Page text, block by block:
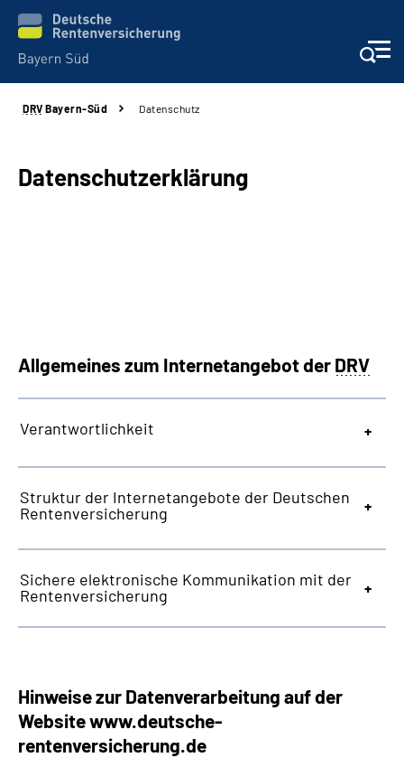
Beratung und Kontakt
Karriere
Inhalte in Gebärdensprache (DGS)
Suche
Mein Kundenportal
DRV Bayern-Süd Datenschutz
Datenschutzerklärung
Allgemeines zum Internetangebot der DRV
Verantwortlichkeit
Struktur der Internetangebote der Deutschen
Rentenversicherung
Sichere elektronische Kommunikation mit der
Rentenversicherung
Hinweise zur Datenverarbeitung auf der
Websitewww.deutsche-
rentenversicherung.de